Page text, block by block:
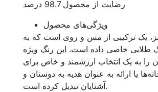
رضایت از محصول 98.7 درصد
ویژگی‌های محصول
یک ترکیبی از مس و روی است که به
طلایی خاصی داده است. این رنگ ویژه
را به یک انتخاب ارزشمند و خاص برای
یا ارائه به عنوان هدیه به دوستان و
آشنایان تبدیل کرده است.